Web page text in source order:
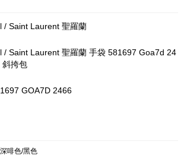
/ Saint Laurent 聖羅蘭
/ Saint Laurent 聖羅蘭 手袋 581697 Goa7d 24
斜挎包
GOA7D 2466
深啡色/黑色